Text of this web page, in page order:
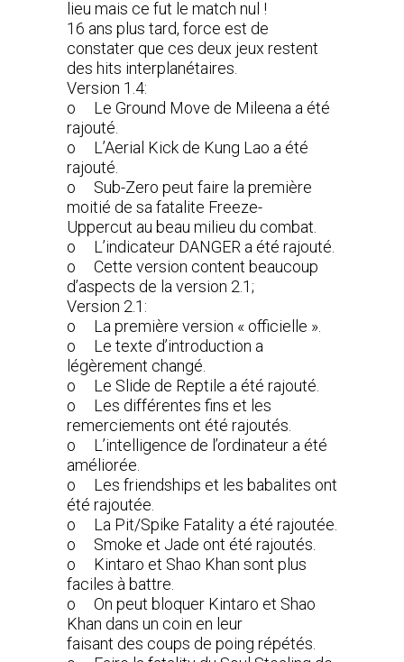
lieu mais ce fut le match nul !
16 ans plus tard, force est de
constater que ces deux jeux restent
des hits interplanétaires.
Version 1.4:
o Le Ground Move de Mileena a été
rajouté.
o L’Aerial Kick de Kung Lao a été
rajouté.
o Sub-Zero peut faire la première
moitié de sa fatalite Freeze-
Uppercut au beau milieu du combat.
o L’indicateur DANGER a été rajouté.
o Cette version content beaucoup
d’aspects de la version 2.1;
Version 2.1:
o La première version « officielle ».
o Le texte d’introduction a
légèrement changé.
o Le Slide de Reptile a été rajouté.
o Les différentes fins et les
remerciements ont été rajoutés.
o L’intelligence de l’ordinateur a été
améliorée.
o Les friendships et les babalites ont
été rajoutée.
o La Pit/Spike Fatality a été rajoutée.
o Smoke et Jade ont été rajoutés.
o Kintaro et Shao Khan sont plus
faciles à battre.
o On peut bloquer Kintaro et Shao
Khan dans un coin en leur
faisant des coups de poing répétés.